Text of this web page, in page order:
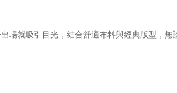
場就吸引目光，結合舒適布料與經典版型，